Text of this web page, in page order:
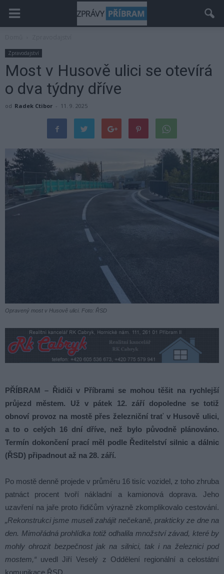
Zpravodajství
Most v Husově ulici se otevírá
o dva týdny dříve
od Radek Ctibor - 11. 9. 2025
Opravený most v Husově ulici. Foto: ŘSD
PŘÍBRAM – Řidiči v Příbrami se mohou těšit na rychlejší
průjezd městem. Už v pátek 12. září dopoledne se totiž
obnoví provoz na mostě přes železniční trať v Husově ulici,
a to o celých 16 dní dříve, než bylo původně plánováno.
Termín dokončení prací měl podle Ředitelství silnic a dálnic
(ŘSD) připadnout až na 28. září.
Po mostě denně projede v průměru 16 tisíc vozidel, z toho zhruba
patnáct procent tvoří nákladní a kamionová doprava. Jeho
uzavření na jaře proto řidičům výrazně zkomplikovalo cestování.
„Rekonstrukci jsme museli zahájit nečekaně, prakticky ze dne na
den. Mimořádná prohlídka totiž odhalila množství závad, které by
mohly ohrozit bezpečnost jak na silnici, tak i na železnici pod
mostem,“ uvedl Jiří Veselý z Oddělení regionální a celostátní
komunikace ŘSD.